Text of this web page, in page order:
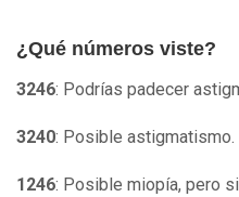
¿Qué números viste?
3246: Podrías padecer
3240: Posible astigmatismo.
1246: Posible miopía, pero